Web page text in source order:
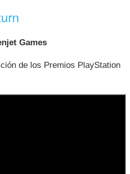
Games
de los Premios PlayStation